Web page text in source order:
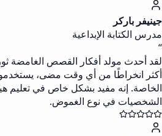
جينيفر باركر
مدرس الكتابة الإبداعية
“
لقد أحدث مولد أفكار القصص الغامضة
أكثر انخراطًا من أي وقت مضى،
الخاصة. إنه مفيد بشكل خاص في تعليم
الشخصيات في نوع الغموض.